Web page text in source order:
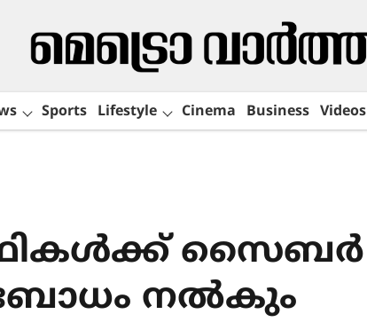
Sports Lifestyle Cinema Business Videos
സൈബർ
നൽകും